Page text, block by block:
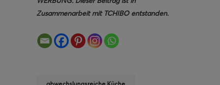
Zusammenarbeit mit TCHIBO entstanden.